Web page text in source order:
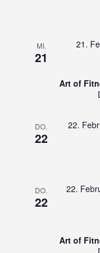
MI.
21
21.
Art of
DO.
22
22.
DO.
22
22.
Art of